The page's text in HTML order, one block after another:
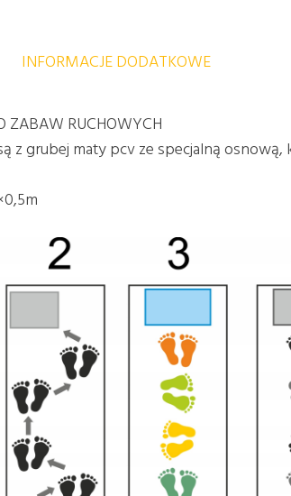
INFORMACJE DODATKOWE
ZABAW RUCHOWYCH
z grubej maty pcv ze specjalną osnową,